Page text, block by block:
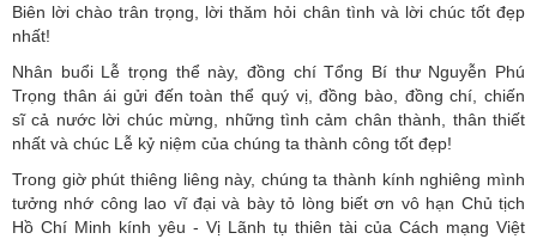
Biên lời chào trân trọng, lời thăm hỏi chân tình và lời chúc tốt đẹp
nhất!
Nhân buổi Lễ trọng thể này, đồng chí Tổng Bí thư Nguyễn Phú
Trọng thân ái gửi đến toàn thể quý vị, đồng bào, đồng chí, chiến
sĩ cả nước lời chúc mừng, những tình cảm chân thành, thân thiết
nhất và chúc Lễ kỷ niệm của chúng ta thành công tốt đẹp!
Trong giờ phút thiêng liêng này, chúng ta thành kính nghiêng mình
tưởng nhớ công lao vĩ đại và bày tỏ lòng biết ơn vô hạn Chủ tịch
Hồ Chí Minh kính yêu - Vị Lãnh tụ thiên tài của Cách mạng Việt